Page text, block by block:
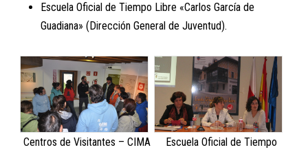
Escuela Oficial de Tiempo Libre «Carlos García de
Guadiana» (Dirección General de Juventud).
Centros de Visitantes – CIMA
Escuela Oficial de Tiempo